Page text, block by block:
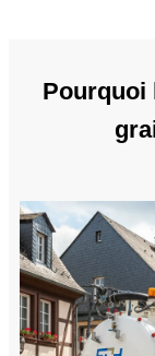
Pourquoi